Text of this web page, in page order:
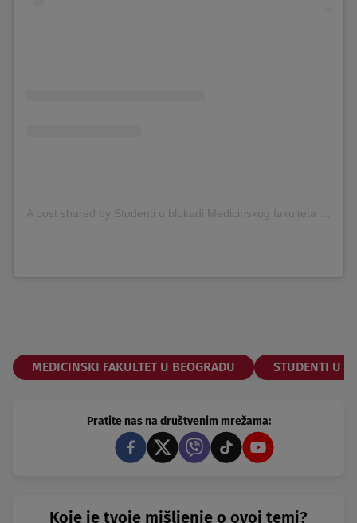
A post shared by Studenti u blokadi Medicinskog fakulteta u Beogradu (@blokada.mfub)
MEDICINSKI FAKULTET U BEOGRADU STUDENTI U
Pratite nas na društvenim mrežama:
Koje je tvoje mišljenje o ovoj temi?